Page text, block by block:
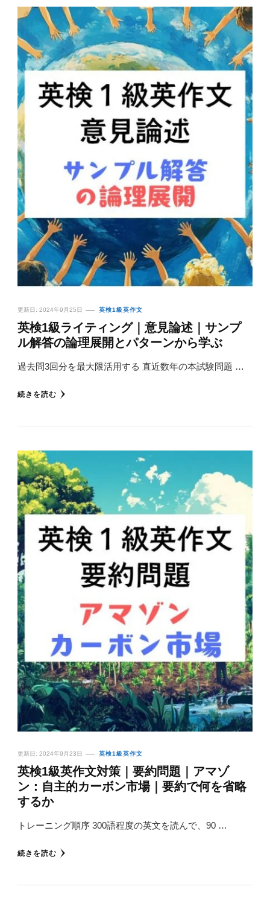
更新日: 2024年9月25日 英検1級英作文
英検1級ライティング｜意見論述｜サンプ
ル解答の論理展開とパターンから学ぶ
過去問3回分を最大限活用する 直近数年の本試験問題 …
続きを読む
更新日: 2024年9月23日 英検1級英作文
英検1級英作文対策｜要約問題｜アマゾ
ン：自主的カーボン市場｜要約で何を省略
するか
トレーニング順序 300語程度の英文を読んで、90 …
続きを読む